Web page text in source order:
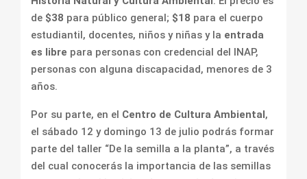
de $38 para público general; $18 para el cuerpo
estudiantil, docentes, niños y niñas y la entrada
es libre para personas con credencial del INAP,
personas con alguna discapacidad, menores de 3
años.
Por su parte, en el Centro de Cultura Ambiental ,
el sábado 12 y domingo 13 de julio podrás formar
parte del taller “De la semilla a la planta”, a través
del cual conocerás la importancia de las semillas